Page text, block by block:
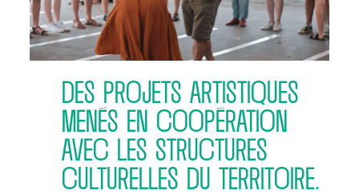
DES PROJETS ARTISTIQUES
MENÉS EN COOPÉRATION
AVEC LES STRUCTURES
CULTURELLES DU TERRITOIRE.